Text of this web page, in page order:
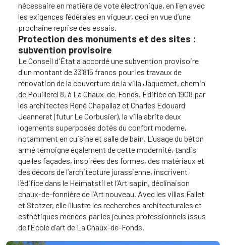
nécessaire en matière de vote électronique, en lien avec
les exigences fédérales en vigueur, ceci en vue d’une
prochaine reprise des essais.
Protection des monuments et des sites :
subvention provisoire
Le Conseil d'État a accordé une subvention provisoire
d'un montant de 33’815 francs pour les travaux de
rénovation de la couverture de la villa Jaquemet, chemin
de Pouillerel 8, à La Chaux-de-Fonds. Édifiée en 1908 par
les architectes René Chapallaz et Charles Edouard
Jeanneret (futur Le Corbusier), la villa abrite deux
logements superposés dotés du confort moderne,
notamment en cuisine et salle de bain. L’usage du béton
armé témoigne également de cette modernité, tandis
que les façades, inspirées des formes, des matériaux et
des décors de l’architecture jurassienne, inscrivent
l’édifice dans le Heimatstil et l’Art sapin, déclinaison
chaux-de-fonnière de l’Art nouveau. Avec les villas Fallet
et Stotzer, elle illustre les recherches architecturales et
esthétiques menées par les jeunes professionnels issus
de l’École d’art de La Chaux-de-Fonds.